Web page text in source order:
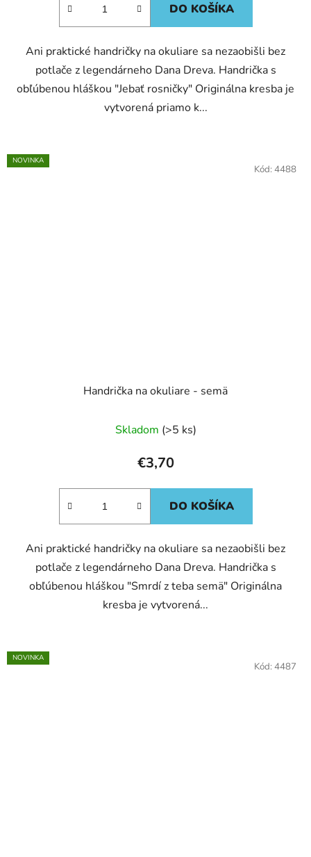
DO KOŠÍKA
Ani praktické handričky na okuliare sa nezaobišli bez
potlače z legendárneho Dana Dreva. Handrička s
obľúbenou hláškou "Jebať rosničky" Originálna kresba je
vytvorená priamo k...
NOVINKA
Handrička na okuliare - semä
Skladom (>5 ks)
€3,70
DO KOŠÍKA
Ani praktické handričky na okuliare sa nezaobišli bez
potlače z legendárneho Dana Dreva. Handrička s
obľúbenou hláškou "Smrdí z teba semä" Originálna
kresba je vytvorená...
Kód: 4488
NOVINKA
Kód: 4487